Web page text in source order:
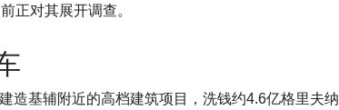
正对其展开调查。
造基辅附近的高档建筑项目，洗钱约4.6亿格里夫纳